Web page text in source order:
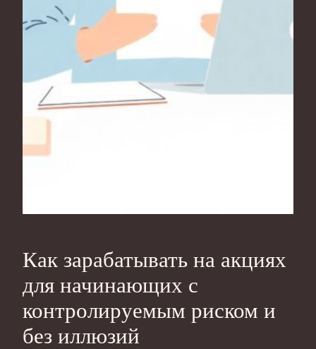
Как зарабатывать на акциях
для начинающих с
контролируемым риском и
без иллюзий